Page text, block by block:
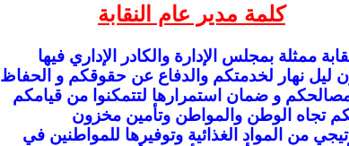
كلمة مدير عام النقابة
ممثلة بمجلس الإدارة والكادر الإداري فيها
ليل نهار لخدمتكم والدفاع عن حقوقكم و الحفاظ
و ضمان استمرارها لتتمكنوا من قيامكم
تجاه الوطن والمواطن وتأمين مخزون
من المواد الغذائية وتوفيرها للمواطنين في